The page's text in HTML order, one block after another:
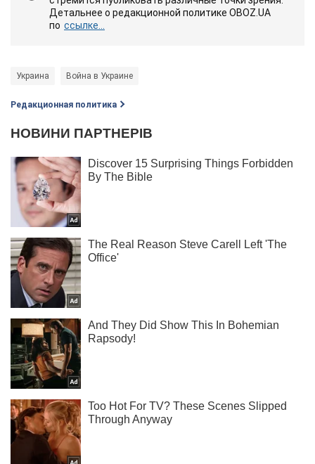
Детальнее о редакционной политике OBOZ.UA
по ссылке...
Украина Война в Украине
Редакционная политика